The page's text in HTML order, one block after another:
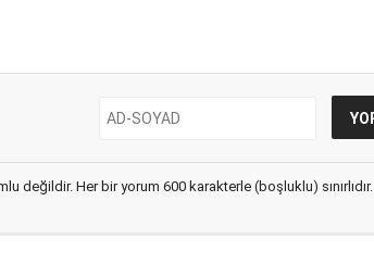
değildir. Her bir yorum 600 karakterle (boşluklu) sınırlıdır.